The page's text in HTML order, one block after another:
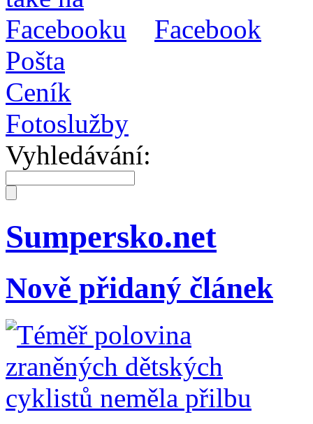
Facebook
Pošta
Ceník
Fotoslužby
Vyhledávání:
Sumpersko.net
Nově přidaný článek